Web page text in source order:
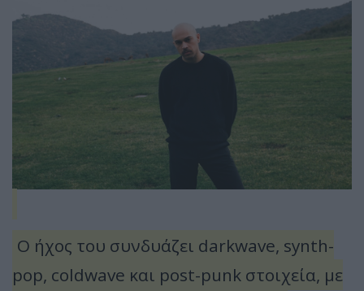
Ο ήχος του συνδυάζει darkwave, synth-
pop, coldwave και post-punk στοιχεία, με